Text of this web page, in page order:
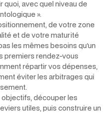
quoi, avec quel niveau de
».
de votre zone
et de votre maturité
les mêmes besoins qu’un
premiers rendez-vous
répartir vos dépenses,
éviter les arbitrages qui
découper les
utiles, puis construire un